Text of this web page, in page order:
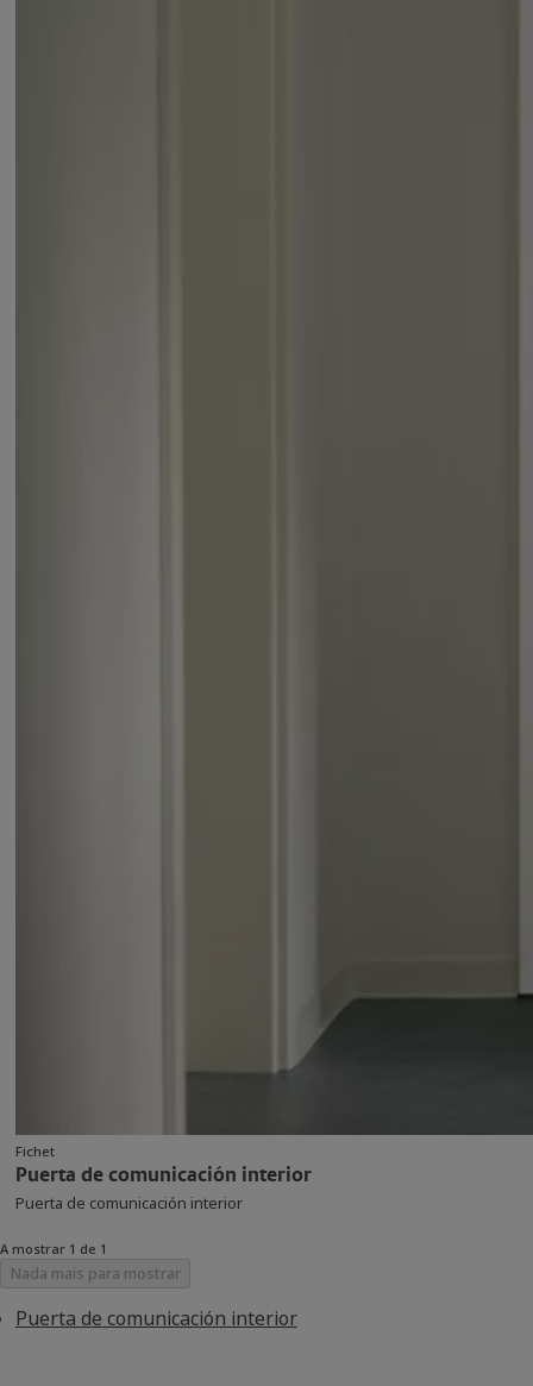
Fichet
Puerta de comunicación interior
Puerta de comunicación interior
A mostrar 1 de 1
Nada mais para mostrar
Puerta de comunicación interior